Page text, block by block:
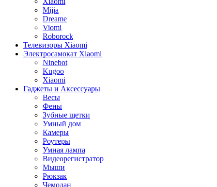
Mijia
Dreame
Viomi
Roborock
Телевизоры Xiaomi
Электросамокат Xiaomi
Ninebot
Kugoo
Xiaomi
Гаджеты и Аксессуары
Весы
Фены
Зубные щетки
Умный дом
Камеры
Роутеры
Умная лампа
Видеорегистратор
Мыши
Рюкзак
Чемодан